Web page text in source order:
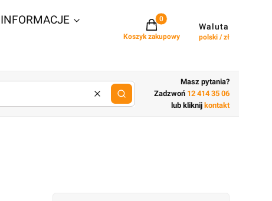
INFORMACJE Projekty w koszyku: 0. Zobacz
Koszyk zakupowy
Waluta
polski / zł
Wyczyśćlub wpisz cechy budynku
Masz pytania?
Zadzwoń 12 414 35 06
lub kliknij kontakt